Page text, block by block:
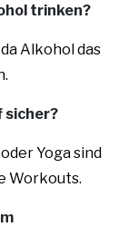
trinken?
Alkohol das
sicher?
Yoga sind
Workouts.